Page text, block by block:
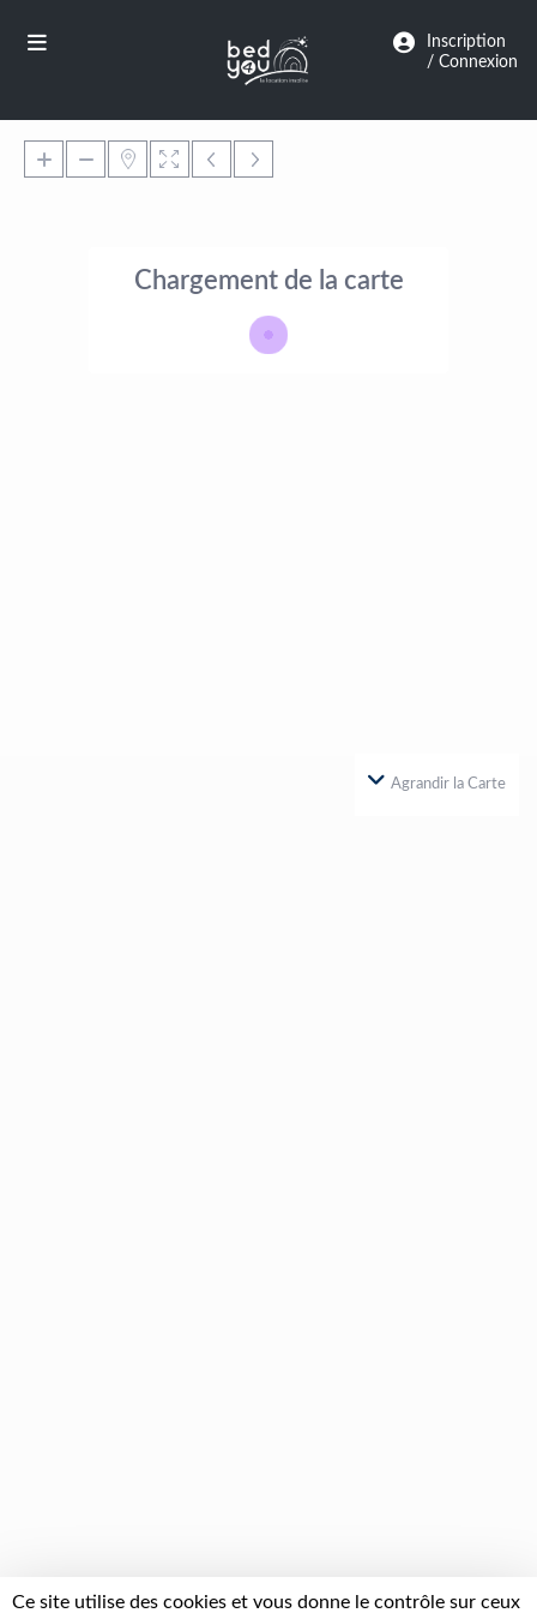
Inscription
/ Connexion
Chargement de la carte
Agrandir la Carte
Ce site utilise des cookies et vous donne le contrôle sur ceux